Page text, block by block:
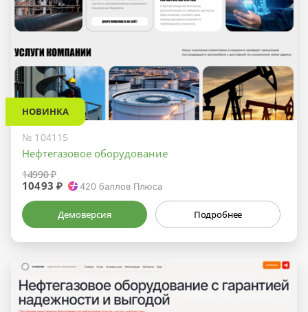
НОВИНКА
№ 104115
Нефтегазовое оборудование
14990 ₽
10493 ₽ 420 баллов Плюса
Демоверсия Подробнее